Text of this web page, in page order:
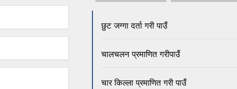
छुट जग्गा दर्ता गरी पाउँ
चालचलन प्रमाणित गरीपाउँ
चार किल्ला प्रमाणित गरी पाउँ